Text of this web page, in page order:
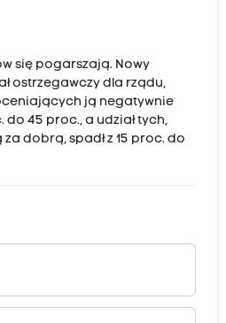
się pogarszają. Nowy
ostrzegawczy dla rządu,
ją negatywnie
do 45 proc., a udział tych,
dobrą, spadł z 15 proc. do